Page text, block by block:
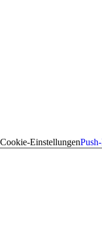
Cookie-Einstellungen